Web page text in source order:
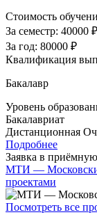
Стоимость
За семестр: 40000 ₽
За год: 80000 ₽
Квалификация
Бакалавр
Уровень
Бакалавриат
Дистанционная
Подробнее
Заявка в
МТИ —
проектами
Посмотреть все